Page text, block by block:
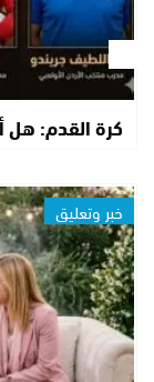
كرة القدم: هل
خبر وتعليق